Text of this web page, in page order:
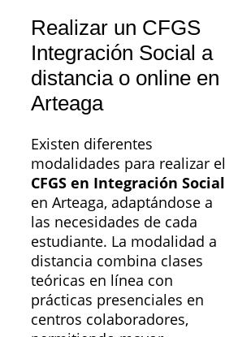
Realizar un CFGS
Integración Social a
distancia o online en
Arteaga
Existen diferentes
modalidades para realizar el
CFGS en Integración Social
en Arteaga, adaptándose a
las necesidades de cada
estudiante. La modalidad a
distancia combina clases
teóricas en línea con
prácticas presenciales en
centros colaboradores,